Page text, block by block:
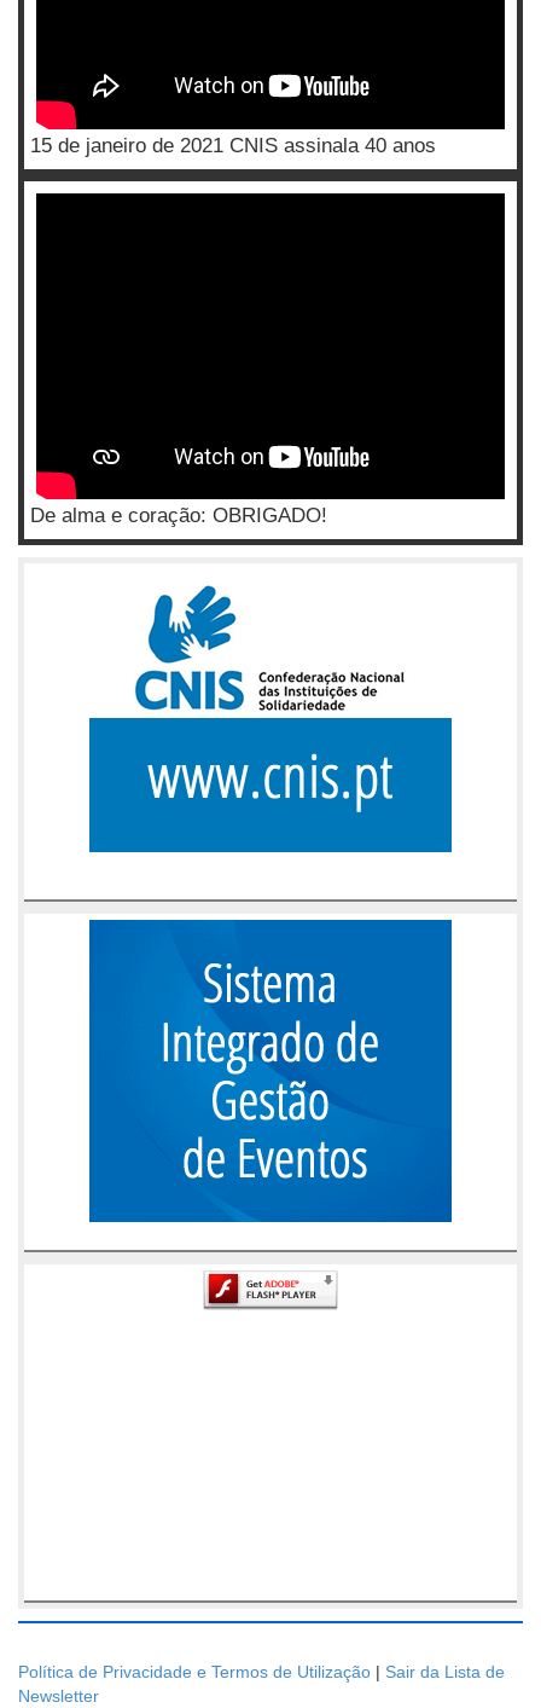
15 de janeiro de 2021 CNIS assinala 40 anos
De alma e coração: OBRIGADO!
Política de Privacidade e Termos de Utilização | Sair da Lista de
Newsletter